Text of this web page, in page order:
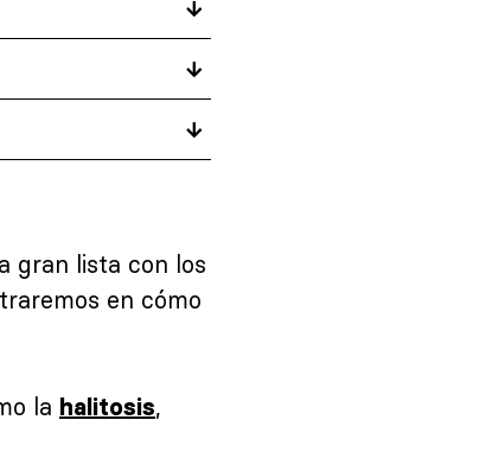
gran lista con los
en cómo
la halitosis,